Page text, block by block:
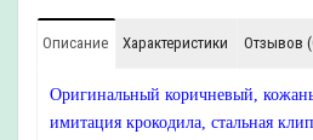
Описание Характеристики Отзывов
Оригинальный коричневый,
имитация крокодила, стальная